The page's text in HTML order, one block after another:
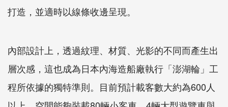
打造，並適時以線條收邊呈現。
內部設計上，透過紋理、材質、光影的不同而產生出
層次感，這也成為日本內海造船廠執行「澎湖輪」工
程所依據的獨特準則。目前預計載客數大約為600人